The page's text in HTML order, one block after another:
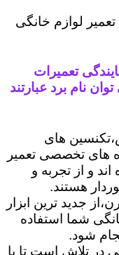
لوازم خانگی
تعمیرات
نام برد عبارتند
های
های تخصصی تعمیر
و از تجربه و
هستند.
جدید ترین ابزار
شما استفاده
شود.
در تلاش است تا با